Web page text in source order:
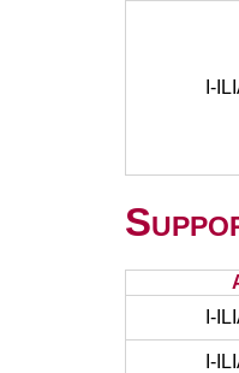
I-
I-
I-